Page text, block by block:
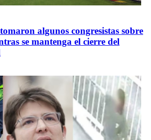
algunos congresistas sobre
se mantenga el cierre del